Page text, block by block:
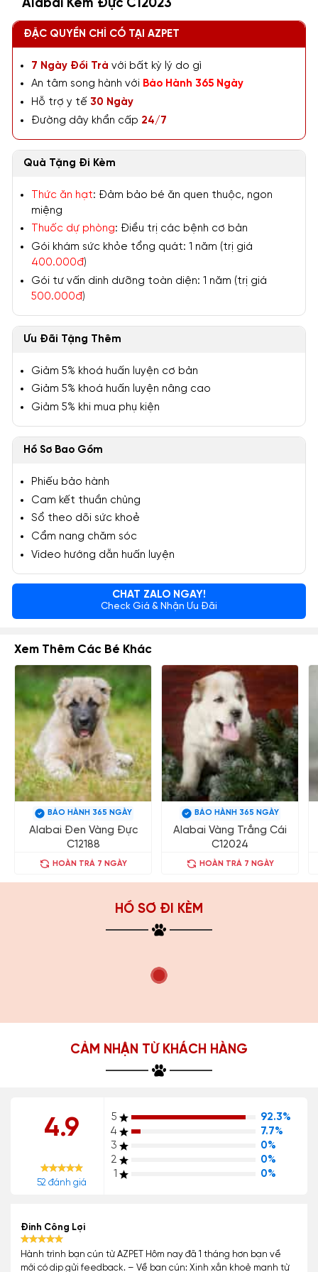
Alabai Kem Đực C12023
ĐẶC QUYỀN CHỈ CÓ TẠI AZPET
7 Ngày Đổi Trả với bất kỳ lý do gì
An tâm song hành với Bảo Hành 365 Ngày
Hỗ trợ y tế 30 Ngày
Đường dây khẩn cấp 24/7
Quà Tặng Đi Kèm
Thức ăn hạt: Đảm bảo bé ăn quen thuộc, ngon
miệng
Thuốc dự phòng: Điều trị các bệnh cơ bản
Gói khám sức khỏe tổng quát: 1 năm (trị giá
400.000đ)
Gói tư vấn dinh dưỡng toàn diện: 1 năm (trị giá
500.000đ)
Ưu Đãi Tặng Thêm
Giảm 5% khoá huấn luyện cơ bản
Giảm 5% khoá huấn luyện nâng cao
Giảm 5% khi mua phụ kiện
Hồ Sơ Bao Gồm
Phiếu bảo hành
Cam kết thuần chủng
Sổ theo dõi sức khoẻ
Cẩm nang chăm sóc
Video hướng dẫn huấn luyện
CHAT ZALO NGAY!
Check Giá & Nhận Ưu Đãi
Xem Thêm Các Bé Khác
BẢO HÀNH 365 NGÀY
Alabai Đen Vàng Đực
C12188
HOÀN TRẢ 7 NGÀY
BẢO HÀNH 365 NGÀY
Alabai Vàng Trắng Cái
C12024
HOÀN TRẢ 7 NGÀY
HỒ SƠ ĐI KÈM
CẢM NHẬN TỪ KHÁCH HÀNG
4.9
52 đánh giá
5
92.3%
4
7.7%
3
0%
2
0%
1
0%
Đinh Công Lợi
Hành trình bạn cún từ AZPET Hôm nay đã 1 tháng hơn bạn về
mới có dịp gửi feedback. – Về bạn cún: Xinh xắn khoẻ mạnh từ